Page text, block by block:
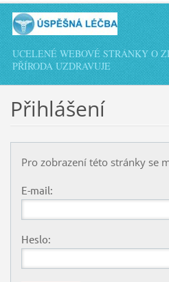
UCELENÉ WEBOVÉ STRÁNKY O
PŘÍRODA UZDRAVUJE
Přihlášení
Pro zobrazení této stránky se
E-mail:
Heslo: